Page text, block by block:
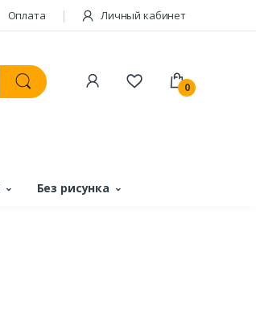
Оплата Личный кабинет
0
Без рисунка